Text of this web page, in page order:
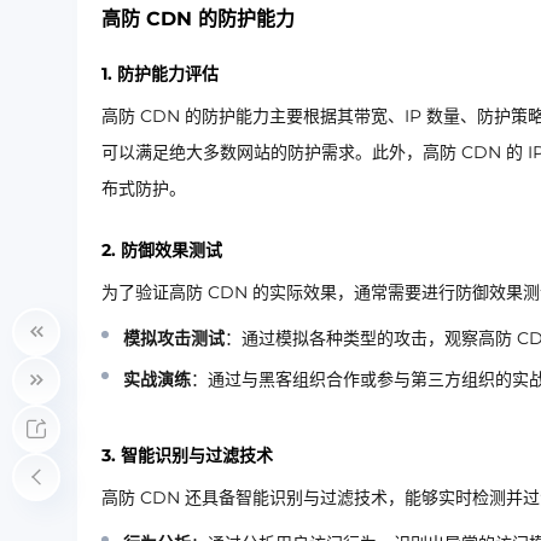
高防 CDN 的防护能力
1. 防护能力评估
高防 CDN 的防护能力主要根据其带宽、IP 数量、防护
可以满足绝大多数网站的防护需求。此外，高防 CDN 的
布式防护。
2. 防御效果测试
为了验证高防 CDN 的实际效果，通常需要进行防御效果
模拟攻击测试：通过模拟各种类型的攻击，观察高防
实战演练：通过与黑客组织合作或参与第三方组织的
3. 智能识别与过滤技术
高防 CDN 还具备智能识别与过滤技术，能够实时检测并